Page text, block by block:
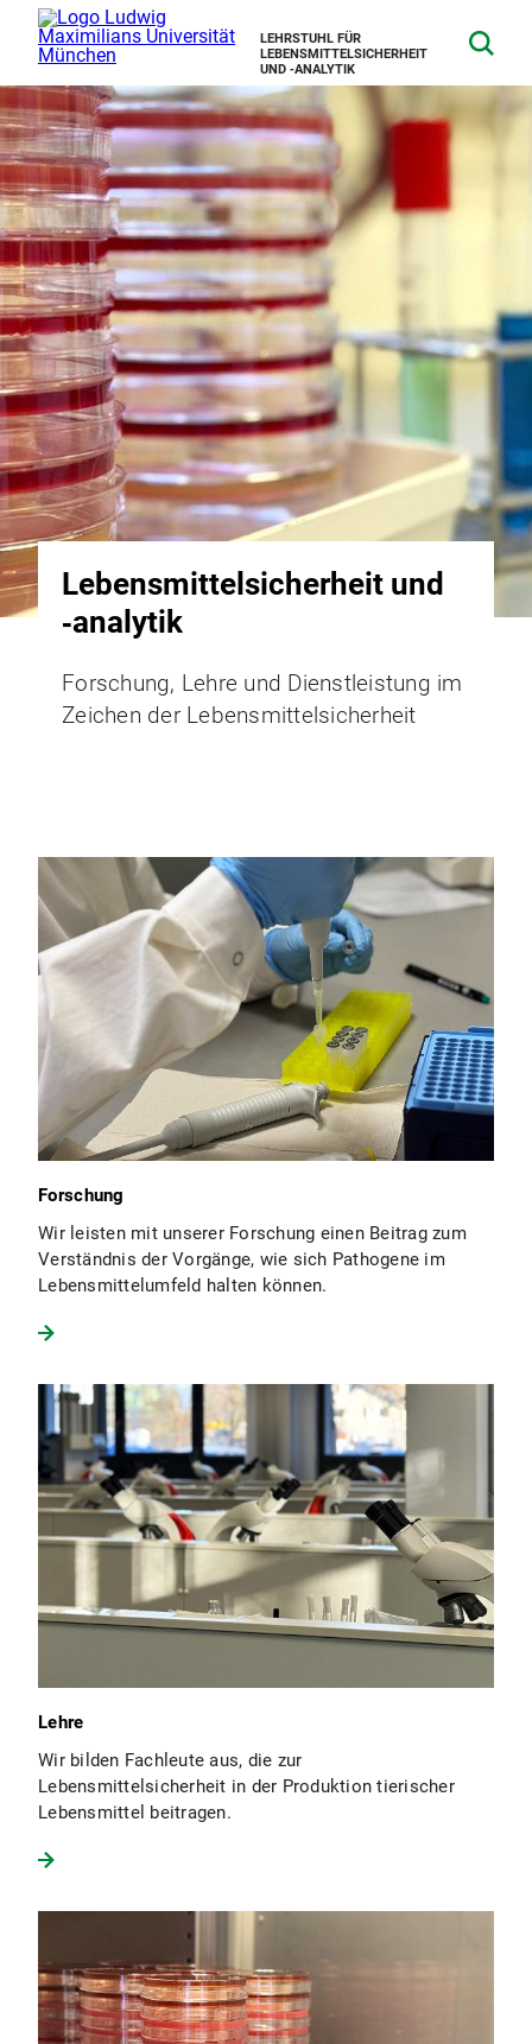
LEHRSTUHL FÜR
LEBENSMITTELSICHERHEIT
UND ‑ANALYTIK
Lebensmittelsicherheit und
‑analytik
Forschung, Lehre und Dienstleistung im
Zeichen der Lebensmittelsicherheit
Forschung
Wir leisten mit unserer Forschung einen Beitrag zum
Verständnis der Vorgänge, wie sich Pathogene im
Lebensmittelumfeld halten können.
Lehre
Wir bilden Fachleute aus, die zur
Lebensmittelsicherheit in der Produktion tierischer
Lebensmittel beitragen.